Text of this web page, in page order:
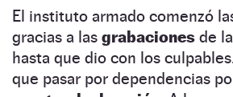
El instituto armado comenzó
gracias a las grabaciones de
hasta que dio con los
que pasar por dependencias